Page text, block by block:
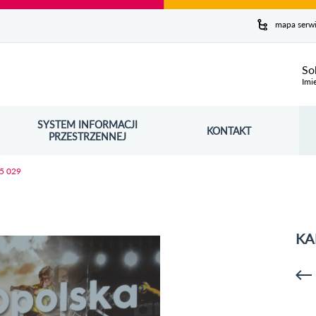
mapa
SYSTEM INFORMACJI
PRZESTRZENNEJ
OTWORZY SIĘ W NOWYM OKNIE KONTAKT
029